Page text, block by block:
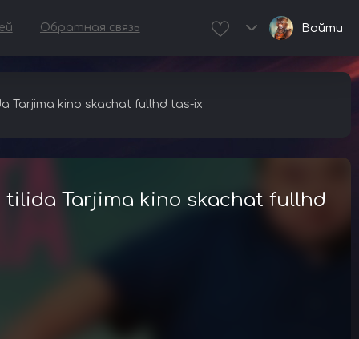
Обратная связь Войти
Tarjima kino skachat fullhd tas-ix
tilida Tarjima kino skachat fullhd